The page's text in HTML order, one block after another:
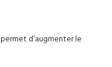
d’augmenter le